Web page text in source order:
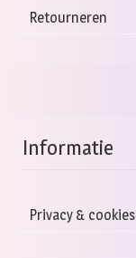
Retourneren
Informatie
Privacy & cookies